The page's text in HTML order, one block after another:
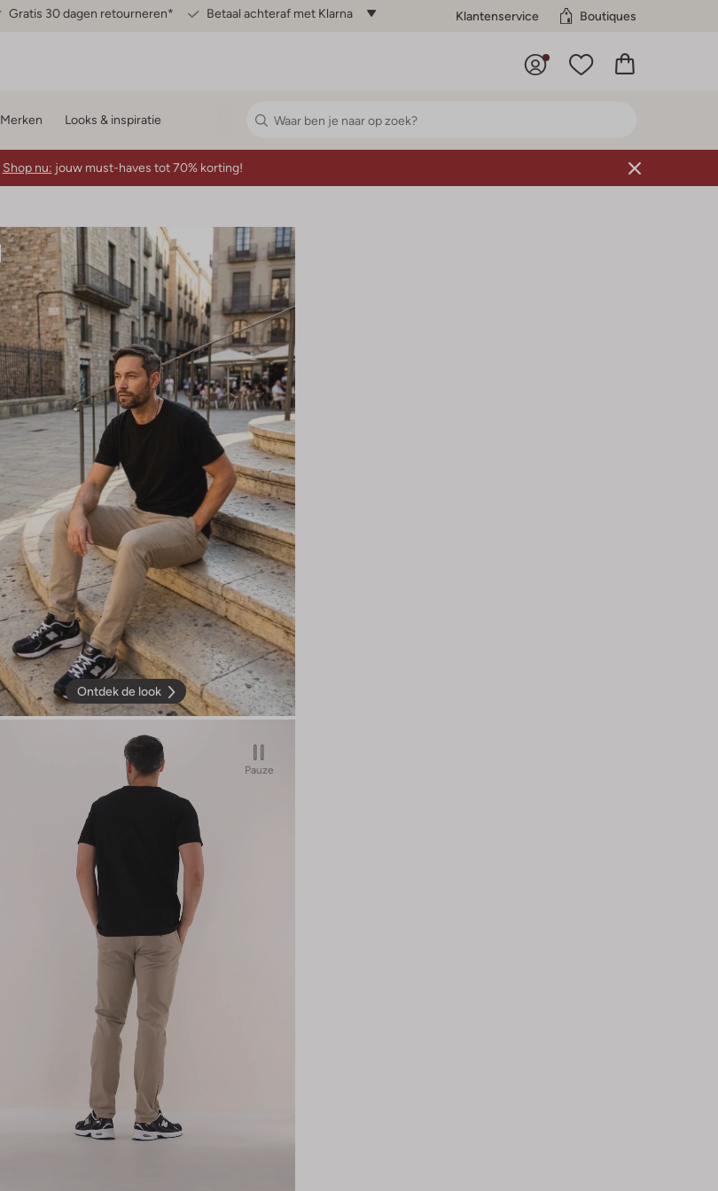
Gratis 30 dagen retourneren* Betaal achteraf met Klarna Klantenservice Boutiques
Merken Looks & inspiratie
Shop nu: jouw must-haves tot 70% korting!
Ontdek de look
Pauze